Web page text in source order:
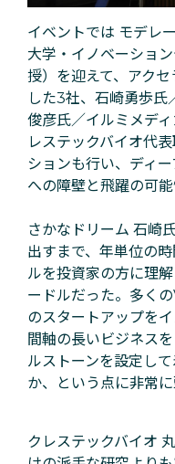
イベントでは モデレ
大学・イノベーショ
授）を迎えて、 アク
した3社、 石崎勇歩氏
俊彦氏／イルミメデ
レステックバイオ代
ションも行い、ディ
への障壁と飛躍の可
さかなドリーム 石崎
出すまで、年単位の
ルを投資家の方に理
ードルだった。多く
のスタートアップを
間軸の長いビジネス
ルストーンを設定し
か、という点に非常に
クレステックバイオ